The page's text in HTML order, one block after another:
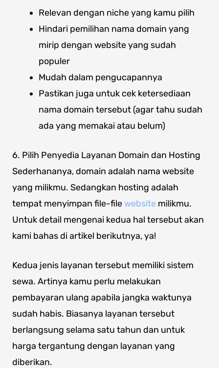
Relevan dengan niche yang kamu pilih
Hindari pemilihan nama domain yang
mirip dengan website yang sudah
populer
Mudah dalam pengucapannya
Pastikan juga untuk cek ketersediaan
nama domain tersebut (agar tahu sudah
ada yang memakai atau belum)
6. Pilih Penyedia Layanan Domain dan Hosting
Sederhananya, domain adalah nama website
yang milikmu. Sedangkan hosting adalah
tempat menyimpan file-filewebsite milikmu.
Untuk detail mengenai kedua hal tersebut akan
kami bahas di artikel berikutnya, ya!
Kedua jenis layanan tersebut memiliki sistem
sewa. Artinya kamu perlu melakukan
pembayaran ulang apabila jangka waktunya
sudah habis. Biasanya layanan tersebut
berlangsung selama satu tahun dan untuk
harga tergantung dengan layanan yang
diberikan.